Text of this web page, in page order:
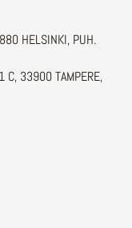
HELSINKI, PUH.
C, 33900 TAMPERE,